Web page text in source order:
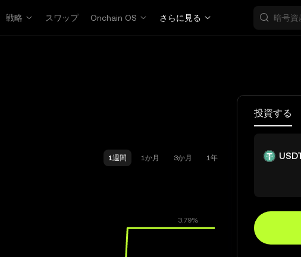
戦略 スワップ Onchain OS さらに見る
1週間 1か月 3か月 1年
投資する